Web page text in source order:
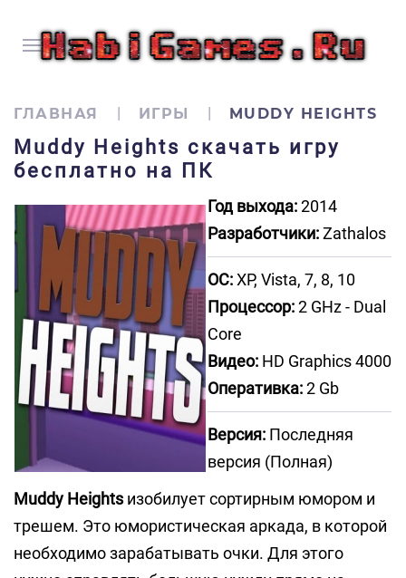
ГЛАВНАЯ ИГРЫ MUDDY HEIGHTS
Muddy Heights скачать игру
бесплатно на ПК
Год выхода:2014
Разработчики:Zathalos
ОС:XP, Vista, 7, 8, 10
Процессор:2 GHz - Dual
Core
Видео: HD Graphics 4000
Оперативка:2 Gb
Версия: Последняя
версия (Полная)
Muddy Heightsизобилует сортирным юмором и
трешем. Это юмористическая аркада, в которой
необходимо зарабатывать очки. Для этого